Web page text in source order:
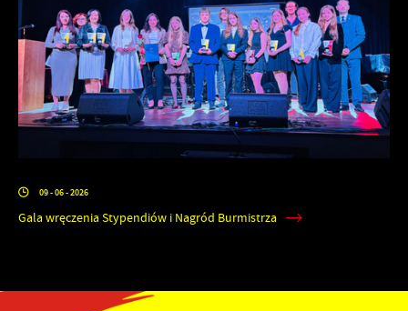
09 - 06 - 2026
Gala wręczenia Stypendiów i Nagród Burmistrza